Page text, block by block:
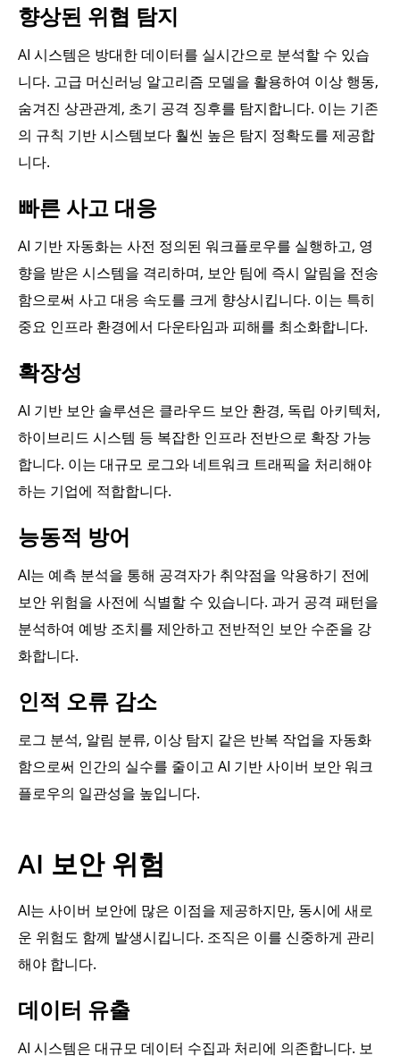
향상된 위협 탐지
AI 시스템은 방대한 데이터를 실시간으로 분석할 수 있습
니다. 고급 머신러닝 알고리즘 모델을 활용하여 이상 행동,
숨겨진 상관관계, 초기 공격 징후를 탐지합니다. 이는 기존
의 규칙 기반 시스템보다 훨씬 높은 탐지 정확도를 제공합
니다.
빠른 사고 대응
AI 기반 자동화는 사전 정의된 워크플로우를 실행하고, 영
향을 받은 시스템을 격리하며, 보안 팀에 즉시 알림을 전송
함으로써 사고 대응 속도를 크게 향상시킵니다. 이는 특히
중요 인프라 환경에서 다운타임과 피해를 최소화합니다.
확장성
AI 기반 보안 솔루션은 클라우드 보안 환경, 독립 아키텍처,
하이브리드 시스템 등 복잡한 인프라 전반으로 확장 가능
합니다. 이는 대규모 로그와 네트워크 트래픽을 처리해야
하는 기업에 적합합니다.
능동적 방어
AI는 예측 분석을 통해 공격자가 취약점을 악용하기 전에
보안 위험을 사전에 식별할 수 있습니다. 과거 공격 패턴을
분석하여 예방 조치를 제안하고 전반적인 보안 수준을 강
화합니다.
인적 오류 감소
로그 분석, 알림 분류, 이상 탐지 같은 반복 작업을 자동화
함으로써 인간의 실수를 줄이고 AI 기반 사이버 보안 워크
플로우의 일관성을 높입니다.
AI 보안 위험
AI는 사이버 보안에 많은 이점을 제공하지만, 동시에 새로
운 위험도 함께 발생시킵니다. 조직은 이를 신중하게 관리
해야 합니다.
데이터 유출
AI 시스템은 대규모 데이터 수집과 처리에 의존합니다. 보